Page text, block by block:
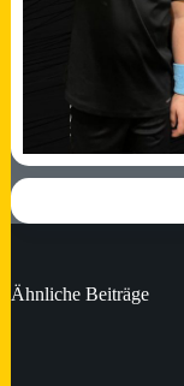
Ähnliche Beiträge